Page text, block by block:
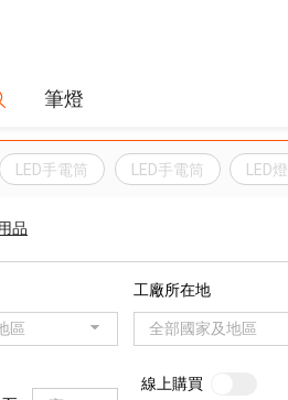
LED手電筒 LED手電筒 LED燈
品
區
工廠所在地
全部國家及地區
線上購買